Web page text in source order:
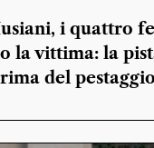
i quattro
la vittima: la
del pestaggio